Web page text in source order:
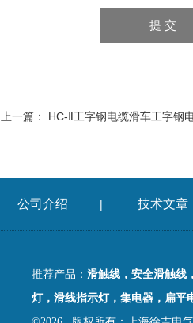
上一篇： HC-Ⅱ工字钢电缆滑车工字钢
公司介绍 | 技术文章
推荐产品： 滑触线，安全滑触线
灯，滑线指示灯，集电器，扁平